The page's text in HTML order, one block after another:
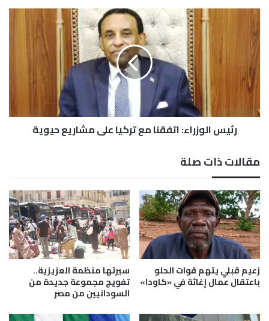
ر
ئ
ي
س
ل
ر
ا
ت
ف
ق
ن
ا
م
ع
ت
ر
رئيس الوزراء: اتفقنا مع تركيا على مشاريع حيوية
مقالات ذات صلة
زعيم قبلي يتهم قوات الحلو
باعتقال عمال إغاثة في «كاودا»
سيرتها منظمة العزيزية..
تفويج مجموعة جديدة من
السودانيين من مصر